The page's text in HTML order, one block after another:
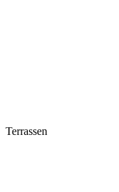
Terrassen